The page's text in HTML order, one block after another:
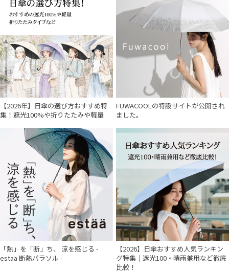
マフラー・ストール・スカーフ
その他
カラー
価格・割引率
在庫表示
販売状況
入荷状況
【2026年】日傘の選び方おすすめ特
集！遮光100%や折りたたみや軽量
FUWACOOLの特設サイトが公開され
ました。
「熱」を「断」ち、 涼を感じる -
estaa 断熱パラソル -
【2026】日傘おすすめ人気ランキン
グ特集｜遮光100・晴雨兼用など徹底
比較！